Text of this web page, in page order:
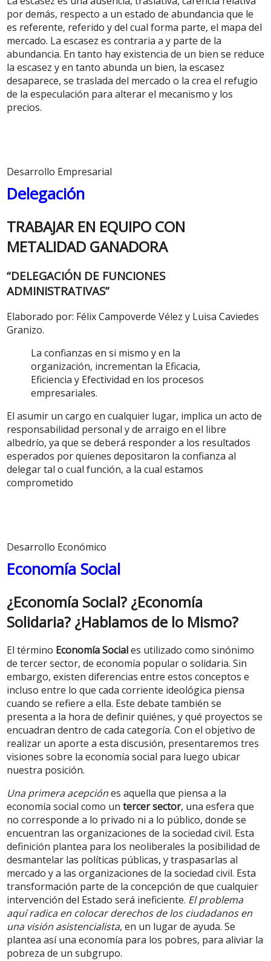
por demás, respecto a un estado de abundancia que le
es referente, referido y del cual forma parte, el mapa del
mercado. La escasez es contraria a y parte de la
abundancia. En tanto hay existencia de un bien se reduce
la escasez y en tanto abunda un bien, la escasez
desaparece, se traslada del mercado o la crea el refugio
de la especulación para alterar el mecanismo y los
precios.
Desarrollo Empresarial
Delegación
TRABAJAR EN EQUIPO CON
METALIDAD GANADORA
“DELEGACIÓN DE FUNCIONES
ADMINISTRATIVAS”
Elaborado por: Félix Campoverde Vélez y Luisa Caviedes
Granizo.
La confianzas en si mismo y en la
organización, incrementan la Eficacia,
Eficiencia y Efectividad en los procesos
empresariales.
El asumir un cargo en cualquier lugar, implica un acto de
responsabilidad personal y de arraigo en el libre
albedrío, ya que se deberá responder a los resultados
esperados por quienes depositaron la confianza al
delegar tal o cual función, a la cual estamos
comprometido
Desarrollo Económico
Economía Social
¿Economía Social? ¿Economía
Solidaria? ¿Hablamos de lo Mismo?
El término Economía Sociales utilizado como sinónimo
de tercer sector, de economía popular o solidaria. Sin
embargo, existen diferencias entre estos conceptos e
incluso entre lo que cada corriente ideológica piensa
cuando se refiere a ella. Este debate también se
presenta a la hora de definir quiénes, y qué proyectos se
encuadran dentro de cada categoría. Con el objetivo de
realizar un aporte a esta discusión, presentaremos tres
visiones sobre la economía social para luego ubicar
nuestra posición.
Una primera acepciónes aquella que piensa a la
economía social como un tercer sector, una esfera que
no corresponde a lo privado ni a lo público, donde se
encuentran las organizaciones de la sociedad civil. Esta
definición plantea para los neoliberales la posibilidad de
desmantelar las políticas públicas, y traspasarlas al
mercado y a las organizaciones de la sociedad civil. Esta
transformación parte de la concepción de que cualquier
intervención del Estado será ineficiente. El problema
aquí radica en colocar derechos de los ciudadanos en
una visión asistencialista, en un lugar de ayuda. Se
plantea así una economía para los pobres, para aliviar la
pobreza de un subgrupo.